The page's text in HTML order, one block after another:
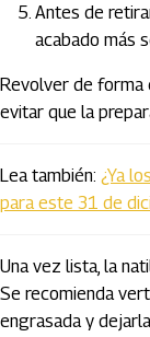
Antes de
acabado más
Revolver de forma
evitar que la
Lea también: ¿Ya
para este 31 de
Una vez lista, la
Se recomienda
engrasada y